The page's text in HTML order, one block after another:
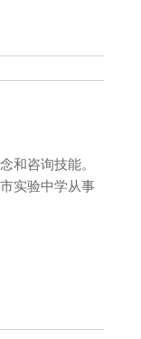
和咨询技能。
实验中学从事